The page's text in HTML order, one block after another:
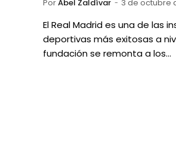
PorAbel Zaldívar 3 de octubre
El Real Madrid es una de las
deportivas más exitosas a
fundación se remonta a los…